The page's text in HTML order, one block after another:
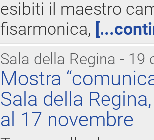
esibiti il maestro
fisarmonica,
Sala della Regina - 19
Mostra
Sala della
al 17 novembre